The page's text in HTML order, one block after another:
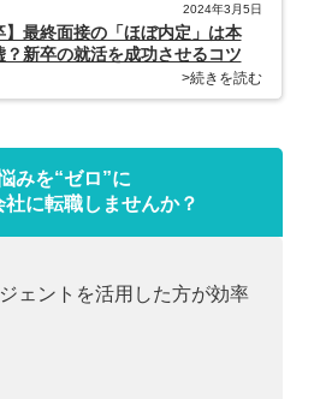
2024年3月5日
】最終面接の「ほぼ内定」は本
？新卒の就活を成功させるコツ
>続きを読む
みを“ゼロ”に
に転職しませんか？
ェントを活用した方が効率